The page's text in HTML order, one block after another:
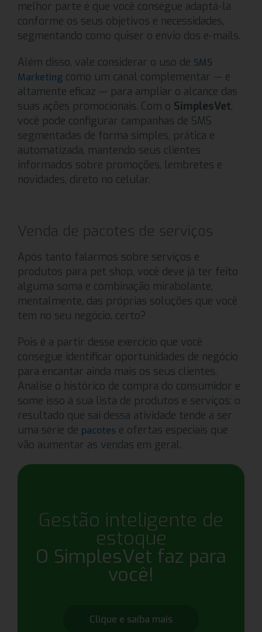
melhor parte é que você consegue adaptá-la
conforme os seus objetivos e necessidades,
segmentando como quiser o envio dos e-mails.
Além disso, vale considerar o uso de SMS
Marketing como um canal complementar — e
altamente eficaz — para ampliar o alcance das
suas ações promocionais. Com o SimplesVet,
você pode configurar campanhas de SMS
segmentadas de forma simples, prática e
automatizada, mantendo seus clientes
informados sobre promoções, lembretes e
novidades, direto no celular.
Venda de pacotes de serviços
Após tanto falarmos sobre serviços e
produtos para pet shop, você deve já ter feito
alguma soma e combinação mirabolante,
mentalmente, das próprias soluções que você
tem no seu negócio, certo?
Pois é a partir desse exercício que você
consegue identificar oportunidades de negócio
para encantar ainda mais os seus clientes.
Analise o histórico de compra do consumidor e
some isso à sua lista de produtos e serviços: o
resultado que sai dessa atividade tende a ser
uma série de pacotes e ofertas especiais que
vão aumentar as vendas em geral.
Gestão inteligente de
estoque
O SimplesVet faz para
você!
Clique e saiba mais